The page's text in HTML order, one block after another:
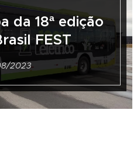
da 18ª edição
FEST
2023